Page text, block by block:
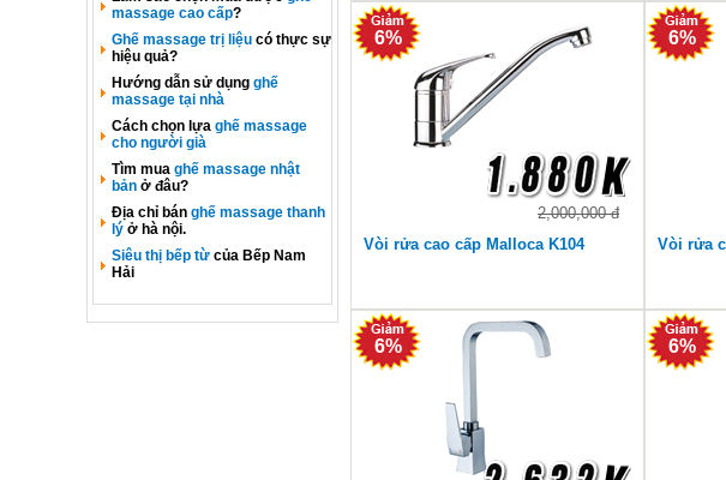
massage cao cấp?
Ghế massage trị liệu có thực sự
hiệu quả?
Hướng dẫn sử dụng ghế
massage tại nhà
Cách chọn lựa ghế massage
cho người già
Tìm mua ghế massage nhật
bản ở đâu?
Địa chỉ bán ghế massage thanh
lý ở hà nội.
Siêu thị bếp từ của Bếp Nam
Hải
6%
2,000,000 đ
Vòi rửa cao cấp Malloca K104
6%
Vòi rửa
6% 6%